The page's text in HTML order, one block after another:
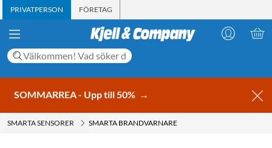
PRIVATPERSON FÖRETAG
SOMMARREA - Upp till 50% →
SMARTA SENSORER SMARTA BRANDVARNARE